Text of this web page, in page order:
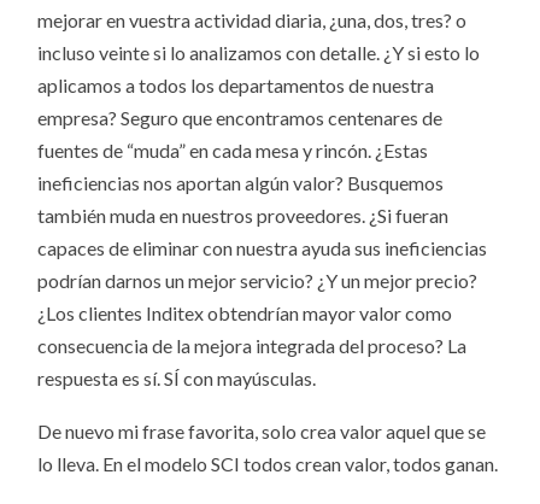
mejorar en vuestra actividad diaria, ¿una, dos, tres? o
incluso veinte si lo analizamos con detalle. ¿Y si esto lo
aplicamos a todos los departamentos de nuestra
empresa? Seguro que encontramos centenares de
fuentes de “muda” en cada mesa y rincón. ¿Estas
ineficiencias nos aportan algún valor? Busquemos
también muda en nuestros proveedores. ¿Si fueran
capaces de eliminar con nuestra ayuda sus ineficiencias
podrían darnos un mejor servicio? ¿Y un mejor precio?
¿Los clientes Inditex obtendrían mayor valor como
consecuencia de la mejora integrada del proceso? La
respuesta es sí. SÍ con mayúsculas.
De nuevo mi frase favorita, solo crea valor aquel que se
lo lleva. En el modelo SCI todos crean valor, todos ganan.